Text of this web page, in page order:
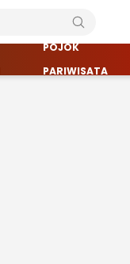
POJOK
PARIWISATA